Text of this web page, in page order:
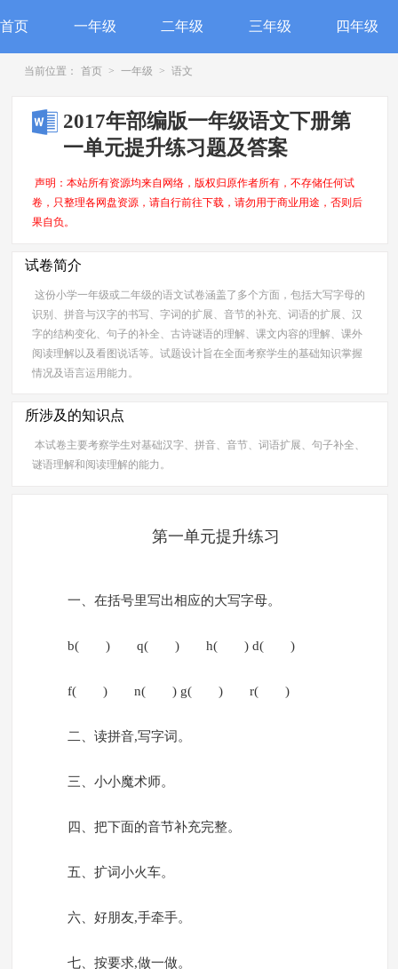
首页 一年级 二年级 三年级 四年级
当前位置： 首页 > 一年级 > 语文
2017年部编版一年级语文下册第
一单元提升练习题及答案
声明：本站所有资源均来自网络，版权归原作者所有，不存储任何试
卷，只整理各网盘资源，请自行前往下载，请勿用于商业用途，否则后
果自负。
试卷简介
这份小学一年级或二年级的语文试卷涵盖了多个方面，包括大写字母的
识别、拼音与汉字的书写、字词的扩展、音节的补充、词语的扩展、汉
字的结构变化、句子的补全、古诗谜语的理解、课文内容的理解、课外
阅读理解以及看图说话等。试题设计旨在全面考察学生的基础知识掌握
情况及语言运用能力。
所涉及的知识点
本试卷主要考察学生对基础汉字、拼音、音节、词语扩展、句子补全、
谜语理解和阅读理解的能力。
第一单元提升练习
一、在括号里写出相应的大写字母。
b( ) q( ) h( ) d( )
f( ) n( ) g( ) r( )
二、读拼音,写字词。
三、小小魔术师。
四、把下面的音节补充完整。
五、扩词小火车。
六、好朋友,手牵手。
七、按要求,做一做。